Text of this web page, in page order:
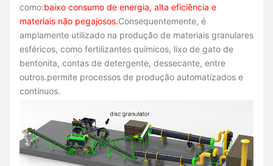
como:baixo consumo de energia, alta eficiência e
materiais não pegajosos.Consequentemente, é
amplamente utilizado na produção de materiais granulares
esféricos, como fertilizantes químicos, lixo de gato de
bentonita, contas de detergente, dessecante, entre
outros.permite processos de produção automatizados e
contínuos.